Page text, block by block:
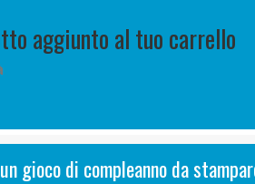
aggiunto al tuo carrello
gioco di compleanno da